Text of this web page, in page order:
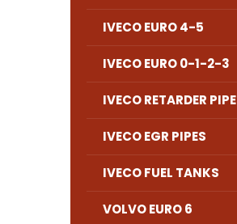
IVECO EURO 4-5
IVECO EURO 0-1-2-3
IVECO RETARDER PIPE
IVECO EGR PIPES
IVECO FUEL TANKS
VOLVO EURO 6